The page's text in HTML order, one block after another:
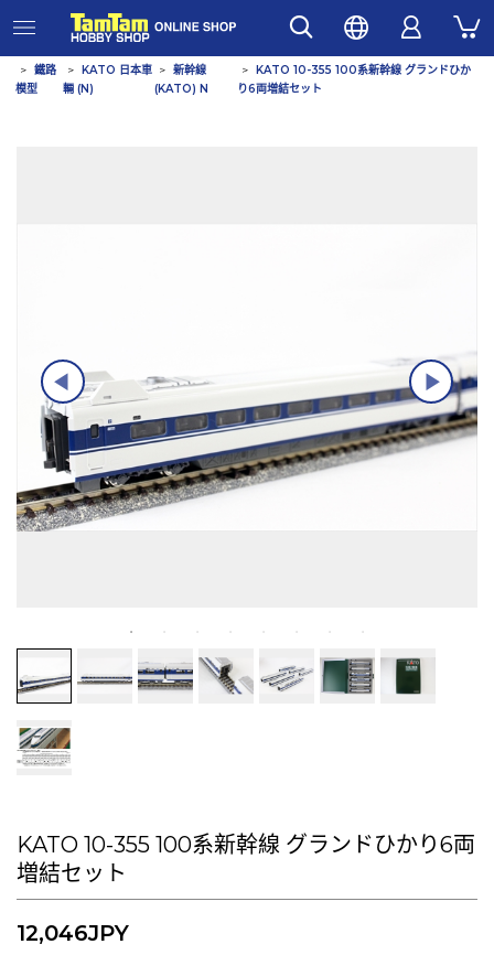
鐵路
模型
KATO 日本車
輛 (N)
新幹線
(KATO) N
KATO 10-355 100系新幹線 グランドひか
り6両増結セット
KATO 10-355 100系新幹線 グランドひかり6両
増結セット
12,046JPY